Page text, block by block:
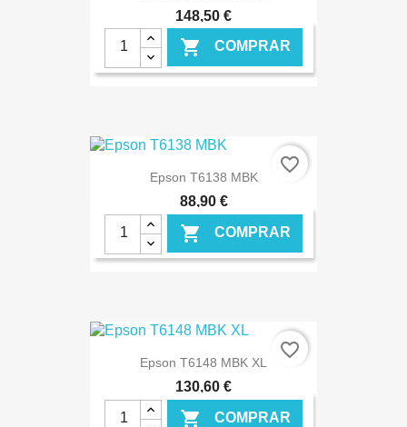
148,50 €
 COMPRAR
€ ONLINE
Epson T6138 MBK
88,90 €
 COMPRAR
€ ONLINE
favorite_border
Epson T6148 MBK XL
130,60 €
 COMPRAR
favorite_border